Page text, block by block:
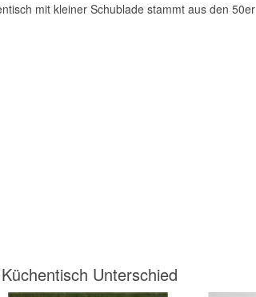
mit kleiner Schublade stammt aus den 50er
Unterschied